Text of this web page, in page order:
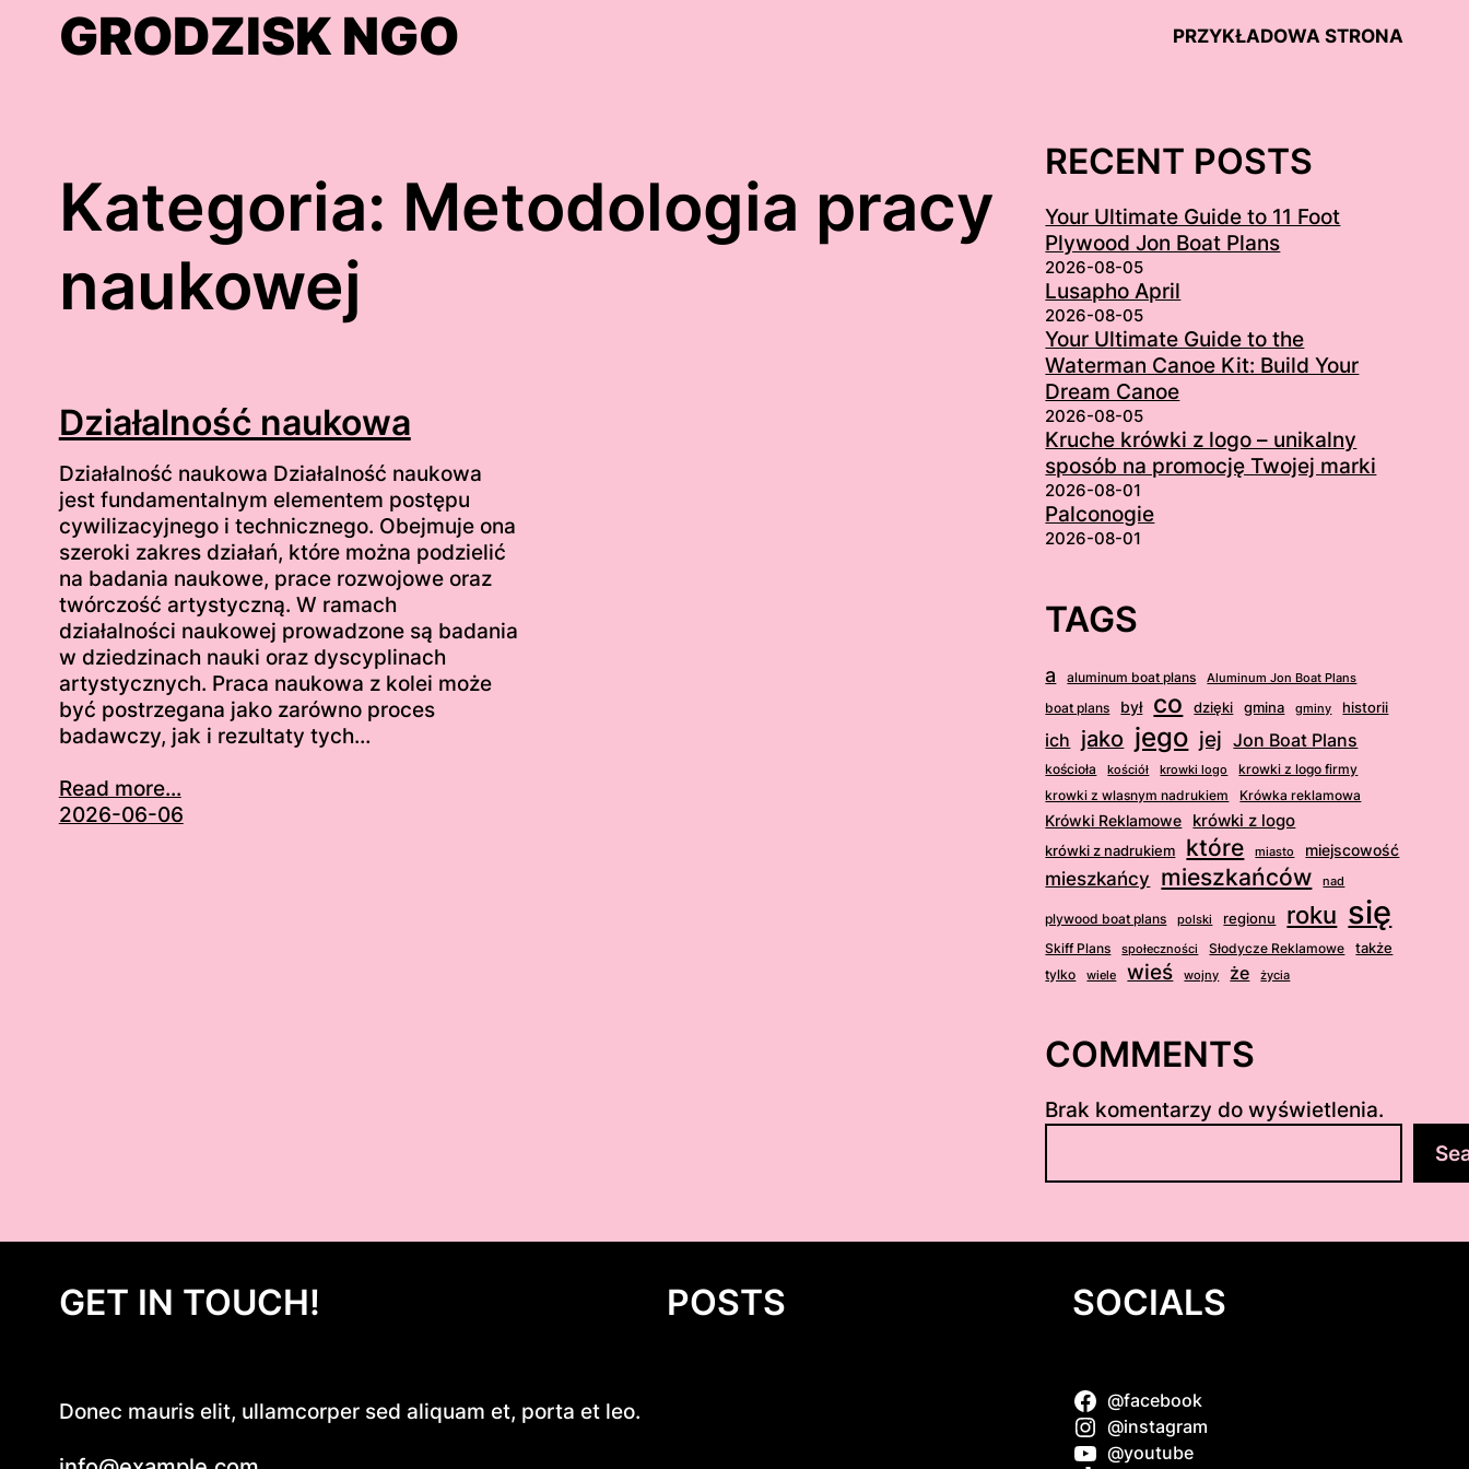
GRODZISK NGO PRZYKŁADOWA STRONA
Kategoria: Metodologia pracy
naukowej
Działalność naukowa
Działalność naukowa Działalność naukowa
jest fundamentalnym elementem postępu
cywilizacyjnego i technicznego. Obejmuje ona
szeroki zakres działań, które można podzielić
na badania naukowe, prace rozwojowe oraz
twórczość artystyczną. W ramach
działalności naukowej prowadzone są badania
w dziedzinach nauki oraz dyscyplinach
artystycznych. Praca naukowa z kolei może
być postrzegana jako zarówno proces
badawczy, jak i rezultaty tych…
Read more...
2026-06-06
RECENT POSTS
Your Ultimate Guide to 11 Foot
Plywood Jon Boat Plans
2026-08-05
Lusapho April
2026-08-05
Your Ultimate Guide to the
Waterman Canoe Kit: Build Your
Dream Canoe
2026-08-05
Kruche krówki z logo – unikalny
sposób na promocję Twojej marki
2026-08-01
Palconogie
2026-08-01
TAGS
a aluminum boat plans Aluminum Jon Boat Plans
boat plans był co dzięki gmina gminy historii
ich jako jego jej Jon Boat Plans
kościoła kościół krowki logo
krowki z logo firmy
krowki z wlasnym nadrukiem
Krówka reklamowa
Krówki Reklamowe krówki z logo
krówki z nadrukiem które miasto miejscowość
mieszkańcy mieszkańców nad
plywood boat plans polski regionu roku się
Skiff Plans społeczności Słodycze Reklamowe także
tylko wiele wieś wojny że życia
COMMENTS
Brak komentarzy do wyświetlenia.
u
a
GET IN TOUCH!
Donec mauris elit, ullamcorper sed aliquam et, porta et leo.
POSTS SOCIALS
@facebook
@instagram
@youtube